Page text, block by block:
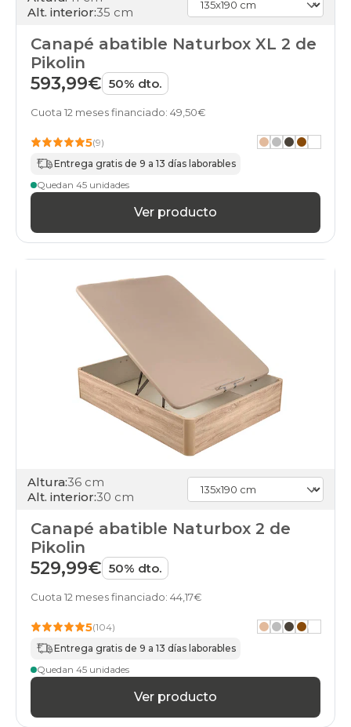
cambria
26
abatibles
abatibles
cambria
abatibles
30
canapes-
cambria
33
abatibles
cambria
canapes-
canapes-
abatibles
cambria
top-
ventas
abatibles
cambria
canapes-
abatibles
basic-
canapes-
abatibles
cambria
gama-
Alt. interior:35 cm
Canapé abatible Naturbox XL 2 de
Pikolin
593,99€ 50% dto.
Cuota 12 meses financiado: 49,50€
5(9)
Entrega gratis de 9 a 13 días laborables
Quedan 45 unidades
Ver producto
Altura:36 cm
Alt. interior:30 cm
Canapé abatible Naturbox 2 de
Pikolin
529,99€ 50% dto.
Cuota 12 meses financiado: 44,17€
5(104)
Entrega gratis de 9 a 13 días laborables
Quedan 45 unidades
Ver producto